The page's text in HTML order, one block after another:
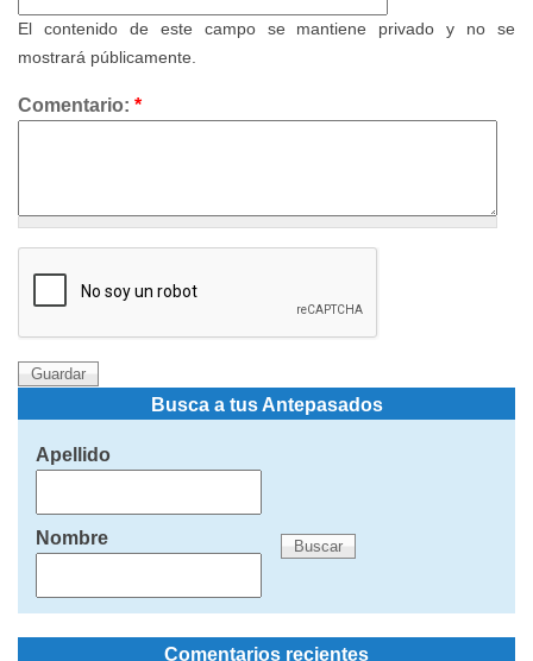
El contenido de este campo se mantiene privado y no se
mostrará públicamente.
Comentario: *
Busca a tus Antepasados
Apellido
Nombre
Comentarios recientes